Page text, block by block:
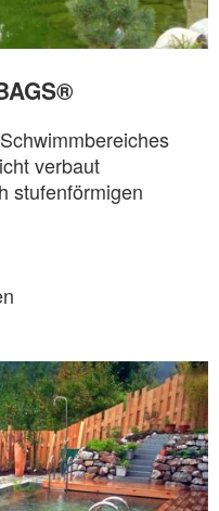
verbaut
stufenförmigen